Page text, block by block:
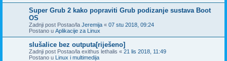
Super Grub 2 kako popraviti Grub podizanje sustava Boot
OS
Zadnji post Postao/la Jeremija « 07 stu 2018, 09:24
Postano u Aplikacije za Linux
slušalice bez outputa[riješeno]
Zadnji post Postao/la exithus lethalis « 21 lis 2018, 11:49
Postano u Linux i multimedija